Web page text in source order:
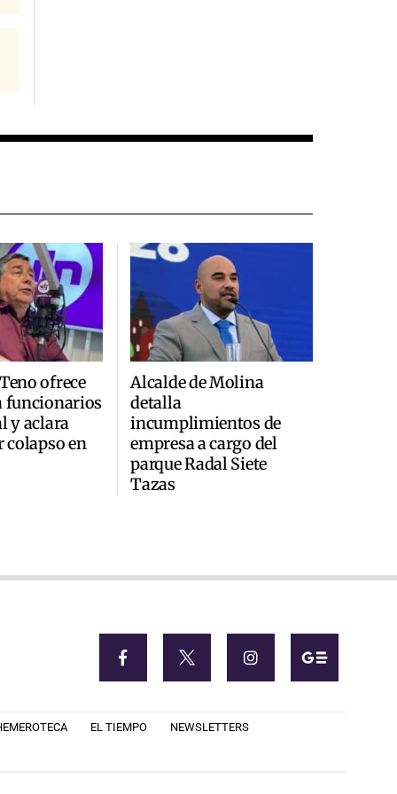
ofrece
funcionarios
y aclara
colapso en
Alcalde de Molina
detalla
incumplimientos de
empresa a cargo del
parque Radal Siete
Tazas
EL TIEMPO NEWSLETTERS